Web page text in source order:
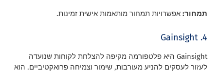
תמחור: אפשרויות תמחור מותאמות אישית זמינות.
4. Gainsight
Gainsight היא פלטפורמה מקיפה להצלחת לקוחות שנועדה
לעזור לעסקים להניע מעורבות, שימור וצמיחה פרואקטיביים. הוא